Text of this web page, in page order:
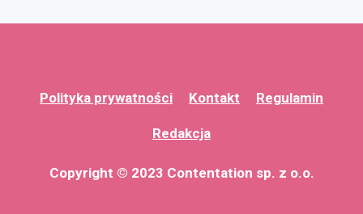
Polityka prywatności Kontakt Regulamin
Redakcja
Copyright © 2023 Contentation sp. z o.o.